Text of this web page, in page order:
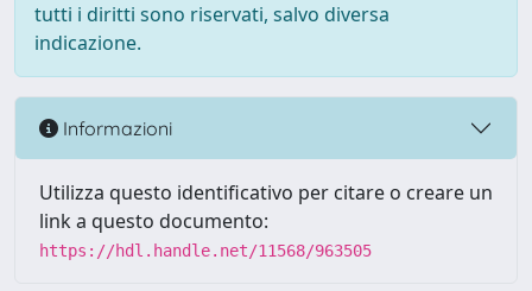
tutti i diritti sono riservati, salvo diversa
indicazione.
Informazioni
Utilizza questo identificativo per citare o creare un
link a questo documento:
https://hdl.handle.net/11568/963505